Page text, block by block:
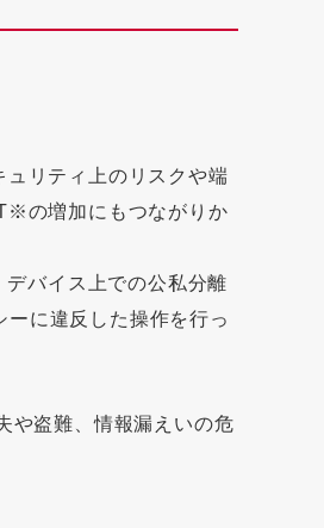
リティ上のリスクや端
の増加にもつながりか
バイス上での公私分離
に違反した操作を行っ
や盗難、情報漏えいの危